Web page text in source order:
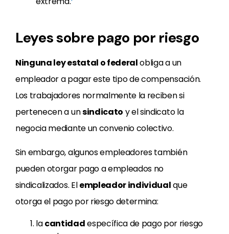
Leyes sobre pago por riesgo
Ninguna ley estatal o federalobliga a un
empleador a pagar este tipo de compensación.
Los trabajadores normalmente la reciben si
pertenecen a unsindicato y el sindicato la
negocia mediante un convenio colectivo.
Sin embargo, algunos empleadores también
pueden otorgar pago a empleados no
sindicalizados. Elempleador individualque
otorga el pago por riesgo determina:
lacantidadespecífica de pago por riesgo